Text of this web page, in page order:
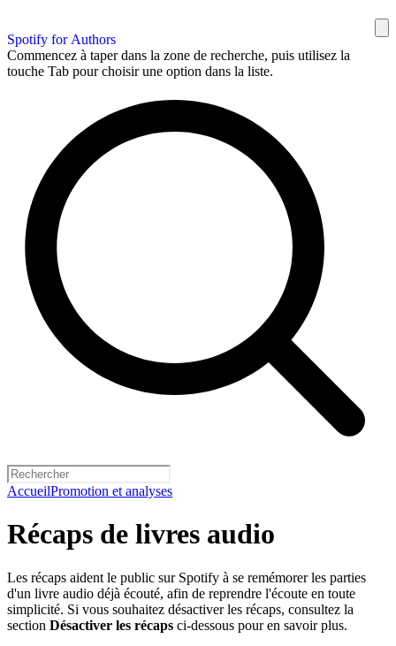
Spotify for Authors
Commencez à taper dans la zone de recherche, puis utilisez la
touche Tab pour choisir une option dans la liste.
AccueilPromotion et analyses
Récaps de livres audio
Les récaps aident le public sur Spotify à se remémorer les parties
d'un livre audio déjà écouté, afin de reprendre l'écoute en toute
simplicité. Si vous souhaitez désactiver les récaps, consultez la
section Désactiver les récaps ci-dessous pour en savoir plus.